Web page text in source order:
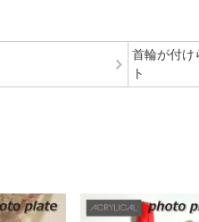
首輪が付け
ト